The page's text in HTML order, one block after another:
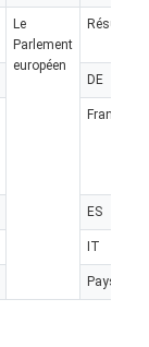
Le
Parlement
européen
Résultats
DE
France
ES
IT
Pays-Bas